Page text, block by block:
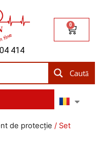
414
0
Caută
de protecție / Set